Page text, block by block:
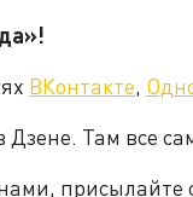
ВКонтакте,
Дзене. Там все